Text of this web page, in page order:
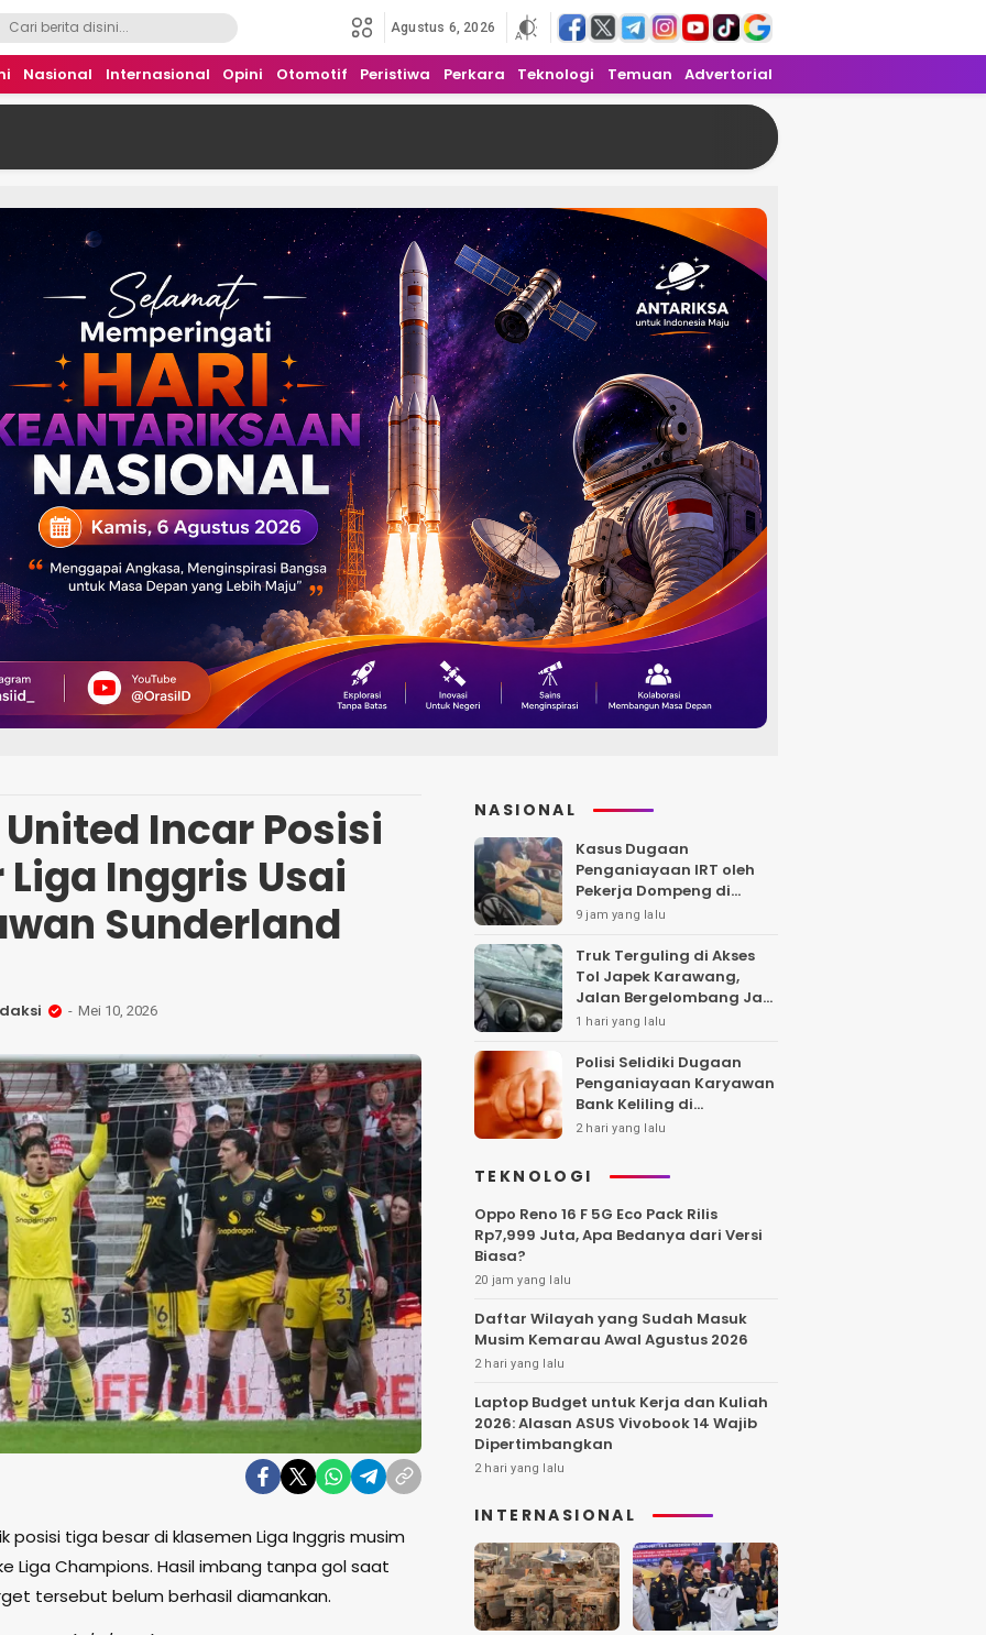
Agustus 6, 2026
Nasional Internasional Opini Otomotif Peristiwa Perkara Teknologi Temuan Advertorial
Incar Posisi
Inggris Usai
Sunderland
Mei 10, 2026
posisi tiga besar di klasemen Liga Inggris musim
Liga Champions. Hasil imbang tanpa gol saat
tersebut belum berhasil diamankan.
NASIONAL
Kasus Dugaan
Penganiayaan IRT oleh
Pekerja Dompeng di
Batanghari Jalan 7 Bulan,
Kepastian Hukum
9 jam yang lalu
Truk Terguling di Akses
Tol Japek Karawang,
Jalan Bergelombang Jadi
Sorotan
1 hari yang lalu
Polisi Selidiki Dugaan
Penganiayaan Karyawan
Bank Keliling di
Tangerang
2 hari yang lalu
TEKNOLOGI
Oppo Reno 16 F 5G Eco Pack Rilis
Rp7,999 Juta, Apa Bedanya dari Versi
Biasa?
20 jam yang lalu
Daftar Wilayah yang Sudah Masuk
Musim Kemarau Awal Agustus 2026
2 hari yang lalu
Laptop Budget untuk Kerja dan Kuliah
2026: Alasan ASUS Vivobook 14 Wajib
Dipertimbangkan
2 hari yang lalu
INTERNASIONAL